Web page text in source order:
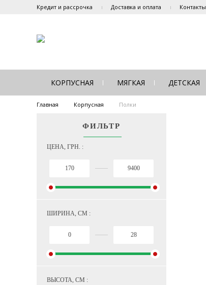
Кредит и рассрочка Доставка и оплата Контакты
КОРПУСНАЯ МЯГКАЯ ДЕТСКАЯ
Главная Корпусная Полки
ФИЛЬТР
ЦЕНА, ГРН. :
ШИРИНА, СМ :
ВЫСОТА, СМ :